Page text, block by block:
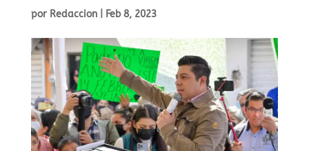
por Redaccion| Feb 8, 2023